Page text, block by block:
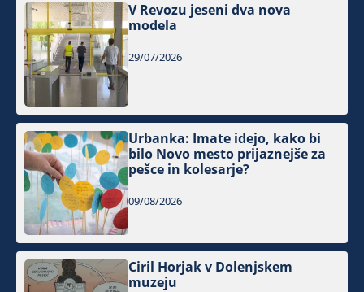
V Revozu jeseni dva nova
modela
29/07/2026
Urbanka: Imate idejo, kako bi
bilo Novo mesto prijaznejše za
pešce in kolesarje?
09/08/2026
Ciril Horjak v Dolenjskem
muzeju